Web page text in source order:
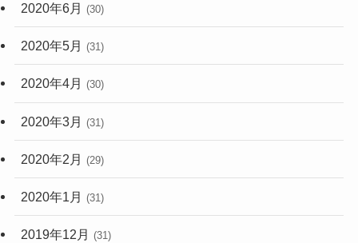
2020年6月 (30)
2020年5月 (31)
2020年4月 (30)
2020年3月 (31)
2020年2月 (29)
2020年1月 (31)
2019年12月 (31)